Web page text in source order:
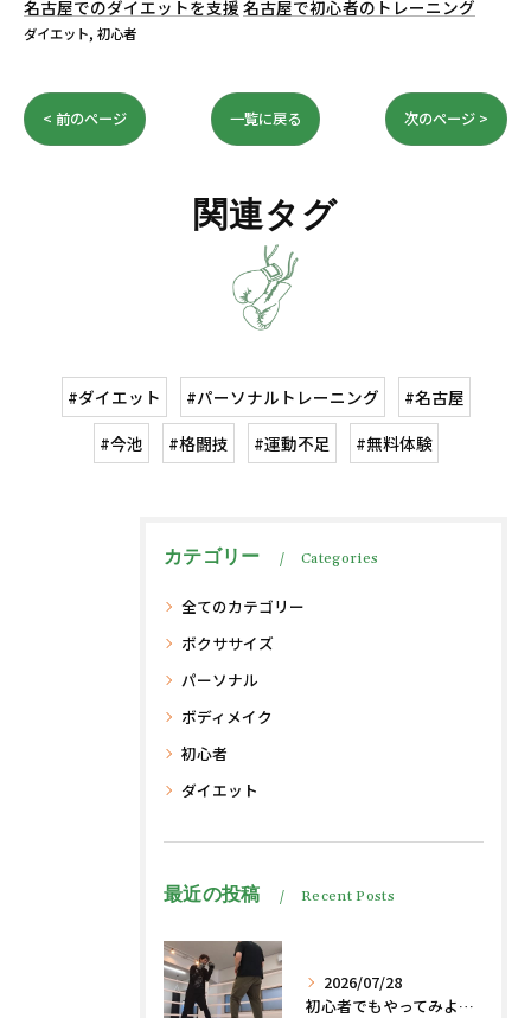
名古屋でのダイエットを支援 名古屋で初心者のトレーニング
ダイエット 初心者
< 前のページ 一覧に戻る 次のページ >
関連タグ
#ダイエット #パーソナルトレーニング
#名古屋
#今池
#格闘技 #運動不足 #無料体験
カテゴリー Categories
全てのカテゴリー
ボクササイズ
パーソナル
ボディメイク
初心者
ダイエット
最近の投稿 Recent Posts
2026/07/28
初心者でもやってみよう、格闘技でダイエット脂肪燃焼🔥